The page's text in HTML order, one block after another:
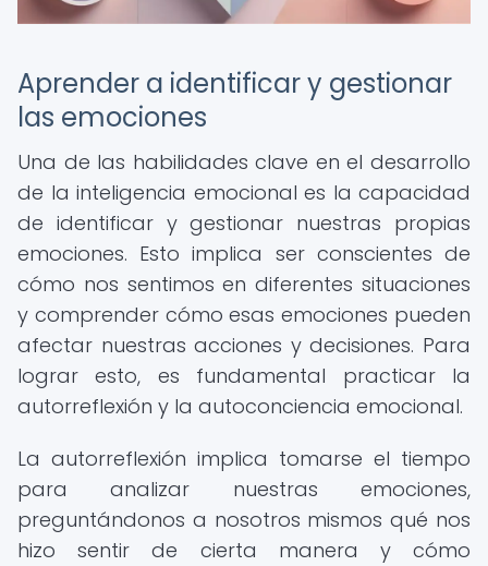
Aprender a identificar y gestionar
las emociones
Una de las habilidades clave en el desarrollo
de la inteligencia emocional es la capacidad
de identificar y gestionar nuestras propias
emociones. Esto implica ser conscientes de
cómo nos sentimos en diferentes situaciones
y comprender cómo esas emociones pueden
afectar nuestras acciones y decisiones. Para
lograr esto, es fundamental practicar la
autorreflexión y la autoconciencia emocional.
La autorreflexión implica tomarse el tiempo
para analizar nuestras emociones,
preguntándonos a nosotros mismos qué nos
hizo sentir de cierta manera y cómo